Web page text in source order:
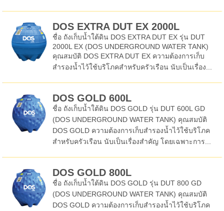
DOS EXTRA DUT EX 2000L
ชื่อ ถังเก็บน้ำใต้ดิน DOS EXTRA DUT EX รุ่น DUT
2000L EX (DOS UNDERGROUND WATER TANK)
คุณสมบัติ DOS EXTRA DUT EX ความต้องการเก็บ
สำรองน้ำไว้ใช้บริโภคสำหรับครัวเรือน นับเป็นเรื่อง...
DOS GOLD 600L
ชื่อ ถังเก็บน้ำใต้ดิน DOS GOLD รุ่น DUT 600L GD
(DOS UNDERGROUND WATER TANK) คุณสมบัติ
DOS GOLD ความต้องการเก็บสำรองน้ำไว้ใช้บริโภค
สำหรับครัวเรือน นับเป็นเรื่องสำคัญ โดยเฉพาะการ...
DOS GOLD 800L
ชื่อ ถังเก็บน้ำใต้ดิน DOS GOLD รุ่น DUT 800 GD
(DOS UNDERGROUND WATER TANK) คุณสมบัติ
DOS GOLD ความต้องการเก็บสำรองน้ำไว้ใช้บริโภค